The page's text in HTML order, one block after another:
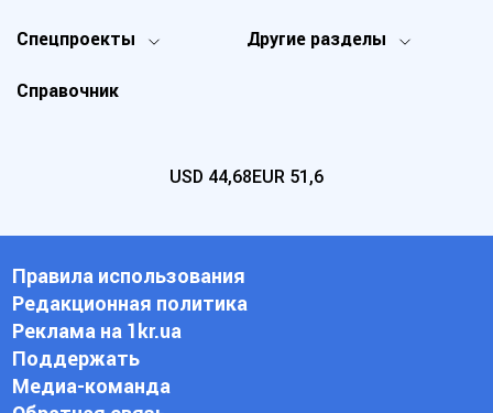
Спецпроекты Другие разделы
Справочник
USD 44,68EUR 51,6
Правила использования
Редакционная политика
Реклама на 1kr.ua
Поддержать
Медиа-команда